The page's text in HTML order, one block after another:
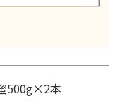
500g×2本